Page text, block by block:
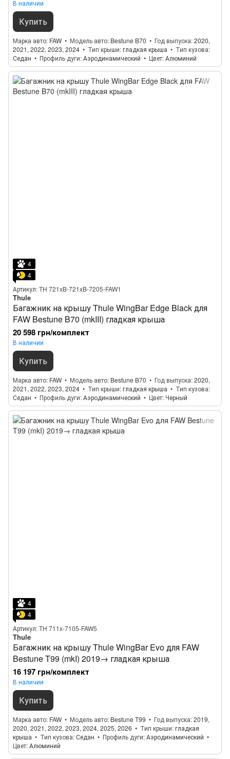
В наличии
Купить
Марка авто FAW Модель авто Bestune B70 Год выпуска 2020,
2021, 2022, 2023, 2024
Тип крыши гладкая крыша
Тип кузова
Седан
Профиль дуги Аэродинамический Цвет Алюминий
4
4
Артикул: TH 721xB-721xB-7205-FAW1
Thule
Багажник на крышу Thule WingBar Edge Black для
FAW Bestune B70 (mkIII) гладкая крыша
20 598 грн/комплект
В наличии
Купить
Марка авто FAW Модель авто Bestune B70 Год выпуска 2020,
2021, 2022, 2023, 2024
Тип крыши гладкая крыша
Тип кузова
Седан
Профиль дуги Аэродинамический Цвет Черный
4
4
Артикул: TH 711x-7105-FAW5
Thule
Багажник на крышу Thule WingBar Evo для FAW
Bestune T99 (mkI) 2019→ гладкая крыша
16 197 грн/комплект
В наличии
Купить
Марка авто FAW Модель авто Bestune T99 Год выпуска 2019,
2020, 2021, 2022, 2023, 2024, 2025, 2026
Тип крыши гладкая
крыша
Тип кузова Седан Профиль дуги Аэродинамический
Цвет Алюминий